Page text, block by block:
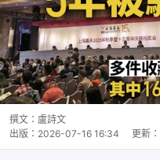
撰文： 盧詩文
出版： 2026-07-16 16:34 更新：